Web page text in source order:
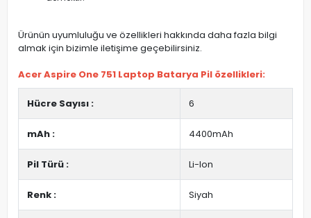
Ürünün uyumluluğu ve özellikleri hakkında daha fazla bilgi
almak için bizimle iletişime geçebilirsiniz.
Acer Aspire One 751 Laptop Batarya Pil özellikleri:
Hücre Sayısı : 6
mAh : 4400mAh
Pil Türü : Li-Ion
Renk : Siyah